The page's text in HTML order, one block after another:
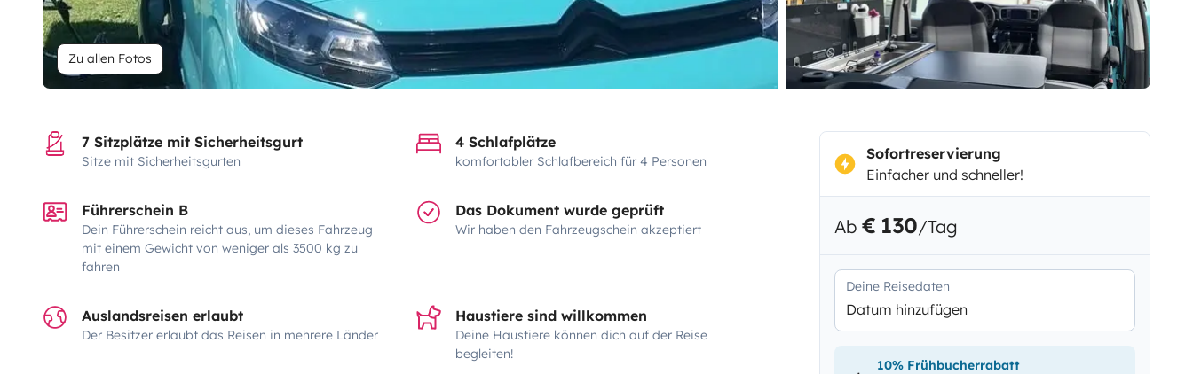
Zu allen Fotos
7 Sitzplätze mit Sicherheitsgurt
Sitze mit Sicherheitsgurten
4 Schlafplätze
komfortabler Schlafbereich für 4 Personen
Führerschein B
Dein Führerschein reicht aus, um dieses Fahrzeug
mit einem Gewicht von weniger als 3500 kg zu
fahren
Das Dokument wurde geprüft
Wir haben den Fahrzeugschein akzeptiert
Auslandsreisen erlaubt
Der Besitzer erlaubt das Reisen in mehrere Länder
Haustiere sind willkommen
Deine Haustiere können dich auf der Reise
begleiten!
Sofortreservierung
Einfacher und schneller!
Ab € 130/Tag
Deine Reisedaten
Datum hinzufügen
10% Frühbucherrabatt